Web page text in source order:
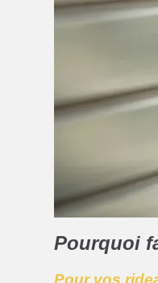
Pourquoi
Pour vos